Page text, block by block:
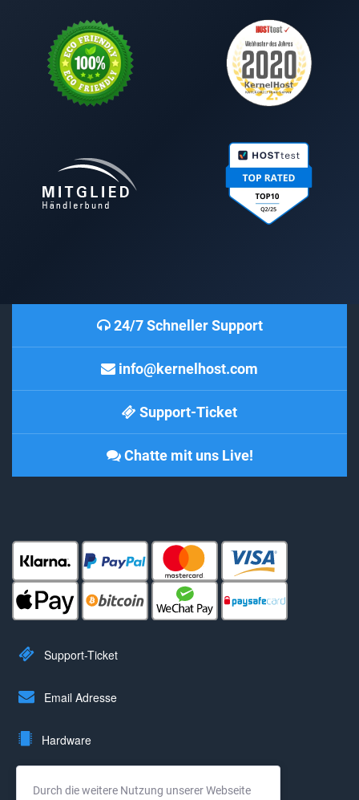
24/7 Schneller Support
info@kernelhost.com
Support-Ticket
Chatte mit uns Live!
Support-Ticket
Email Adresse
Hardware
Rechenzentrum
Durch die weitere Nutzung unserer Webseite